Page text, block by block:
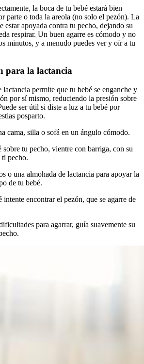
la boca de tu bebé estará bien
parte o toda la areola (no solo el pezón). La
estar apoyada contra tu pecho, dejando su
respirar. Un buen agarre es cómodo y no
minutos, y a menudo puedes ver y oír a tu
para la lactancia
permite que tu bebé se enganche y
por sí mismo, reduciendo la presión sobre
ser útil si diste a luz a tu bebé por
posparto.
cama, silla o sofá en un ángulo cómodo.
sobre tu pecho, vientre con barriga, con su
ti pecho.
o una almohada de lactancia para apoyar la
de tu bebé.
intente encontrar el pezón, que se agarre de
para agarrar, guía suavemente su